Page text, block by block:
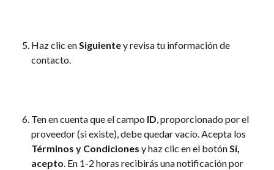
Haz clic en Siguiente y revisa tu información de
contacto.
Ten en cuenta que el campo ID, proporcionado por el
proveedor (si existe), debe quedar vacío. Acepta los
Términos y Condiciones y haz clic en el botón Sí,
acepto. En 1-2 horas recibirás una notificación por